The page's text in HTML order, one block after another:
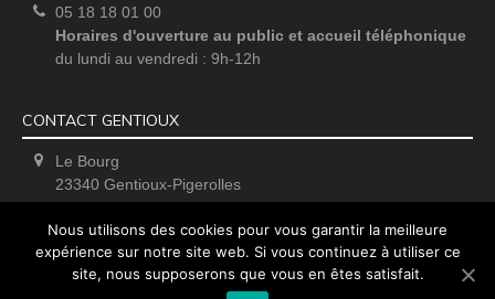
05 18 18 01 00
Horaires d'ouverture au public et accueil téléphonique
du lundi au vendredi : 9h-12h
CONTACT GENTIOUX
Le Bourg
23340 Gentioux-Pigerolles
Nous utilisons des cookies pour vous garantir la meilleure
expérience sur notre site web. Si vous continuez à utiliser ce
site, nous supposerons que vous en êtes satisfait.